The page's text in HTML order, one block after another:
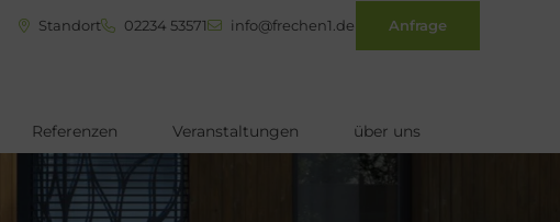
Standort 02234 53571 info@frechen1.de Anfrage
Referenzen Veranstaltungen über uns